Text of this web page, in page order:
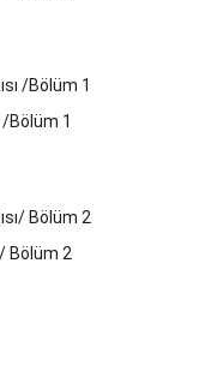
/Bölüm 1
Bölüm 2